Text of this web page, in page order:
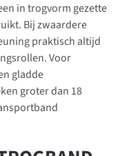
in trogvorm gezette
Bij zwaardere
praktisch altijd
Voor
gladde
groter dan 18